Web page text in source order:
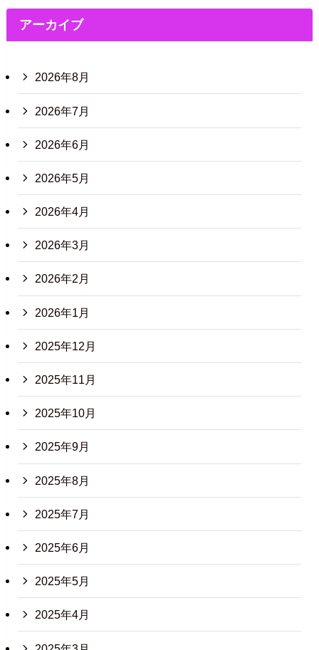
アーカイブ
2026年8月
2026年7月
2026年6月
2026年5月
2026年4月
2026年3月
2026年2月
2026年1月
2025年12月
2025年11月
2025年10月
2025年9月
2025年8月
2025年7月
2025年6月
2025年5月
2025年4月